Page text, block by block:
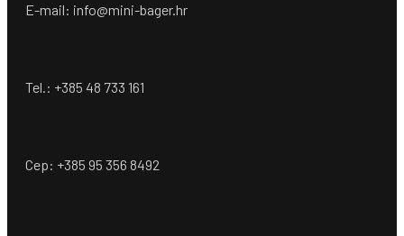
E-mail: info@mini-bager.hr
Tel.: +385 48 733 161
Cep: +385 95 356 8492